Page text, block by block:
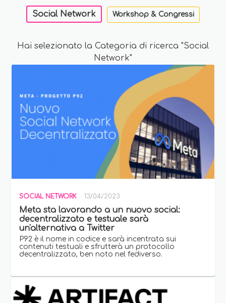
Social Network Workshop & Congressi
Hai selezionato la Categoria di ricerca "Social
Network"
SOCIAL NETWORK 13/04/2023
Meta sta lavorando a un nuovo social:
decentralizzato e testuale sarà
un'alternativa a Twitter
P92 è il nome in codice e sarà incentrata sui
contenuti testuali e sfrutterà un protocollo
decentralizzato, ben noto nel fediverso.